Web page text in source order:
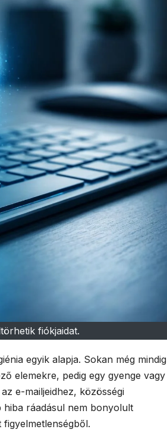
fiókjaidat.
egyik alapja. Sokan még mindig
elemekre, pedig egy gyenge vagy
e-mailjeidhez, közösségi
ráadásul nem bonyolult